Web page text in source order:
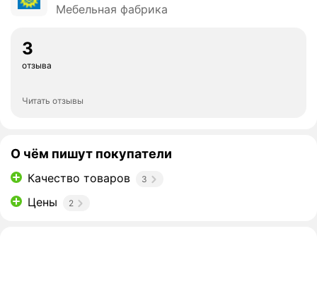
Мебельная фабрика
3
отзыва
Читать отзывы
О чём пишут покупатели
Качество товаров 3
Цены 2